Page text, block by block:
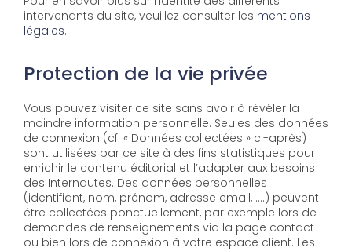
intervenants du site, veuillez consulter les mentions
légales.
Protection de la vie privée
Vous pouvez visiter ce site sans avoir à révéler la
moindre information personnelle. Seules des données
de connexion (cf. « Données collectées » ci-après)
sont utilisées par ce site à des fins statistiques pour
enrichir le contenu éditorial et l’adapter aux besoins
des Internautes. Des données personnelles
(identifiant, nom, prénom, adresse email, ….) peuvent
être collectées ponctuellement, par exemple lors de
demandes de renseignements via la page contact
ou bien lors de connexion à votre espace client. Les